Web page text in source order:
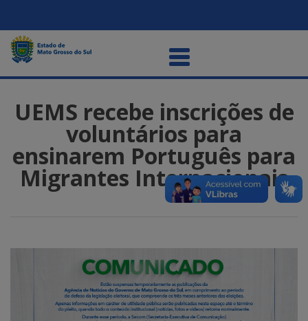
UEMS recebe inscrições de
voluntários para
ensinarem Português para
Migrantes Internacionais